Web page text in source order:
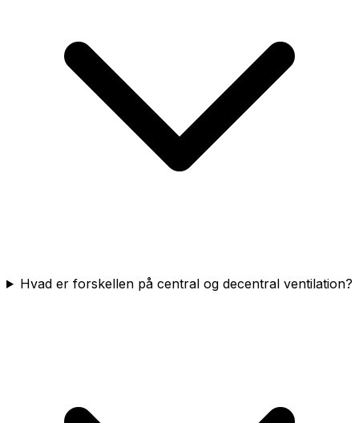
Hvad er forskellen på central og decentral ventilation?